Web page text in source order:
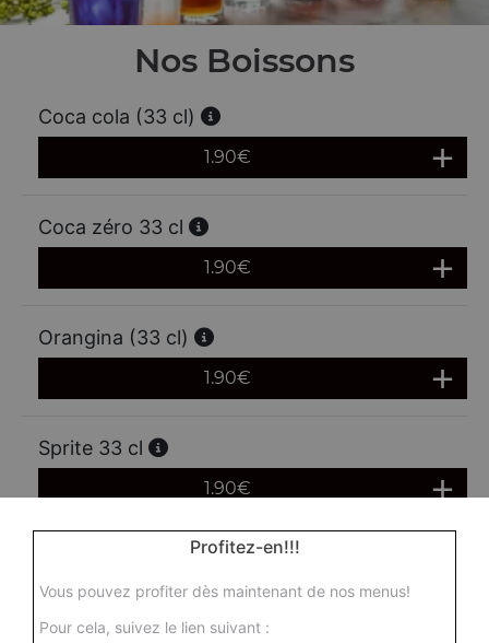
Nos Boissons
Coca cola (33 cl)
1.90€
Coca zéro 33 cl
1.90€
Orangina (33 cl)
1.90€
Sprite 33 cl
1.90€
1.90€
Profitez-en!!!
Vous pouvez profiter dès maintenant de nos menus!
Pour cela, suivez le lien suivant :